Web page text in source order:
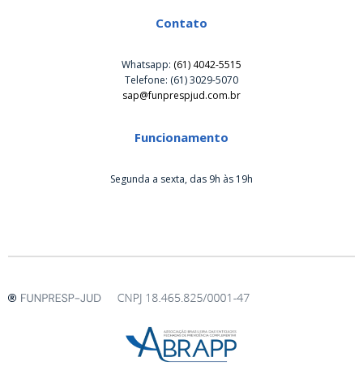
Contato
Whatsapp: (61) 4042-5515
Telefone: (61) 3029-5070
sap@funprespjud.com.br
Funcionamento
Segunda a sexta, das 9h às 19h